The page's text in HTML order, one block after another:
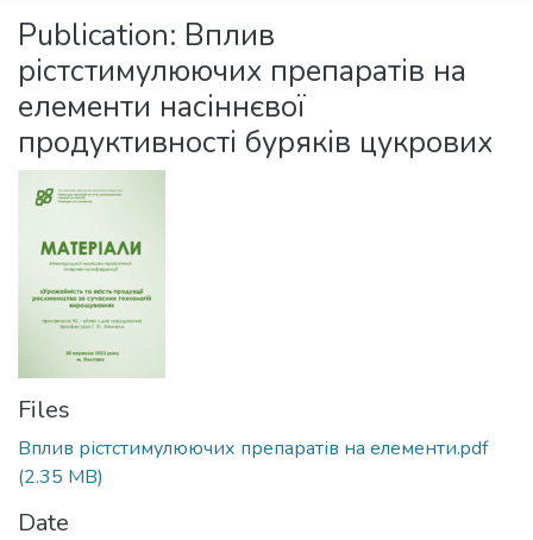
Statistics
Publication: Вплив
рістстимулюючих препаратів на
елементи насіннєвої
продуктивності буряків цукрових
Files
Вплив рістстимулюючих препаратів на елементи.pdf
(2.35 MB)
Date